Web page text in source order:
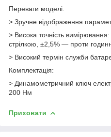
Переваги моделі:
> Зручне відображення
> Висока точність
стрілкою, ±2,5% — проти
> Високий термін служби
Комплектація:
> Динамометричний ключ
200 Нм
Приховати